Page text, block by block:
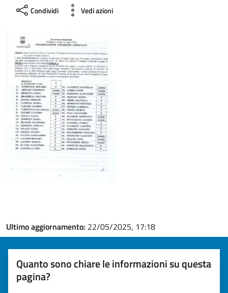
Condividi Vedi azioni
Ultimo aggiornamento: 22/05/2025, 17:18
Quanto sono chiare le informazioni su questa
pagina?